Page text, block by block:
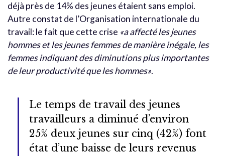
déjà près de 14% des jeunes étaient sans emploi.
Autre constat de l’Organisation internationale du
travail: le fait que cette crise «a affecté les jeunes
hommes et les jeunes femmes de manière inégale, les
femmes indiquant des diminutions plus importantes
de leur productivité que les hommes».
Le temps de travail des jeunes
travailleurs a diminué d’environ
25% deux jeunes sur cinq (42%) font
état d’une baisse de leurs revenus